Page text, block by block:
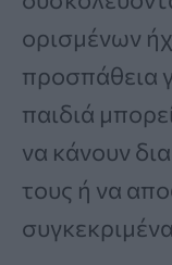
ορισμένων
προσπάθεια
παιδιά
να κάνουν
τους ή να